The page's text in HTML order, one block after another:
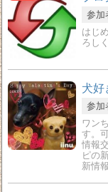
参加
はじ
ろし
犬好
参加
ワン
す。
情報
ピの
新情